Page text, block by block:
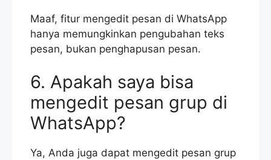
Maaf, fitur mengedit pesan di WhatsApp
hanya memungkinkan pengubahan teks
pesan, bukan penghapusan pesan.
6. Apakah saya bisa
mengedit pesan grup di
WhatsApp?
Ya, Anda juga dapat mengedit pesan grup